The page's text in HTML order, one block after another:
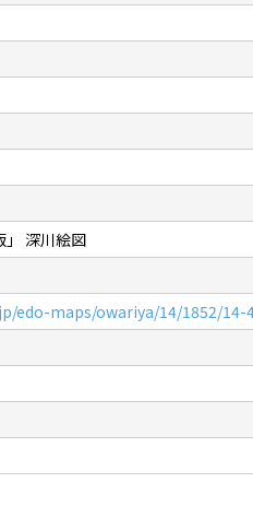
」 深川絵図
edo-maps/owariya/14/1852/14-